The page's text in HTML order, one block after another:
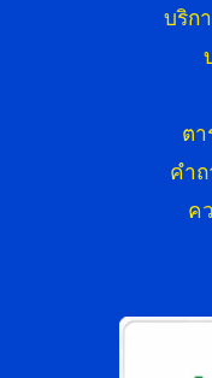
บริก
ตา
คำ
ค